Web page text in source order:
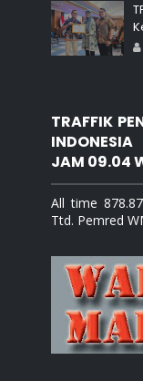
TRAFFIK
JAM 09.04
All time
Ttd. Pemred